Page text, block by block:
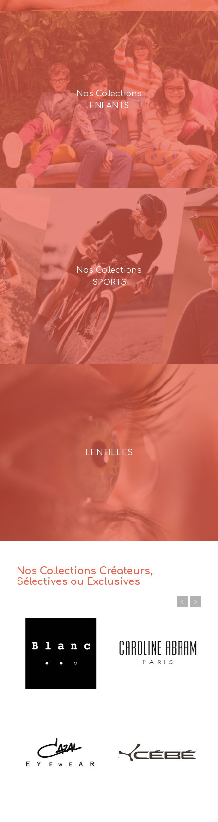
Nos Collections
ENFANTS
Nos Collections
SPORTS
LENTILLES
Nos Collections Créateurs,
Sélectives ou Exclusives